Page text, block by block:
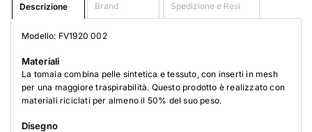
Descrizione Brand Spedizione e Resi
Modello: FV1920 002
Materiali
La tomaia combina pelle sintetica e tessuto, con inserti in mesh
per una maggiore traspirabilità. Questo prodotto è realizzato con
materiali riciclati per almeno il 50% del suo peso.
Disegno